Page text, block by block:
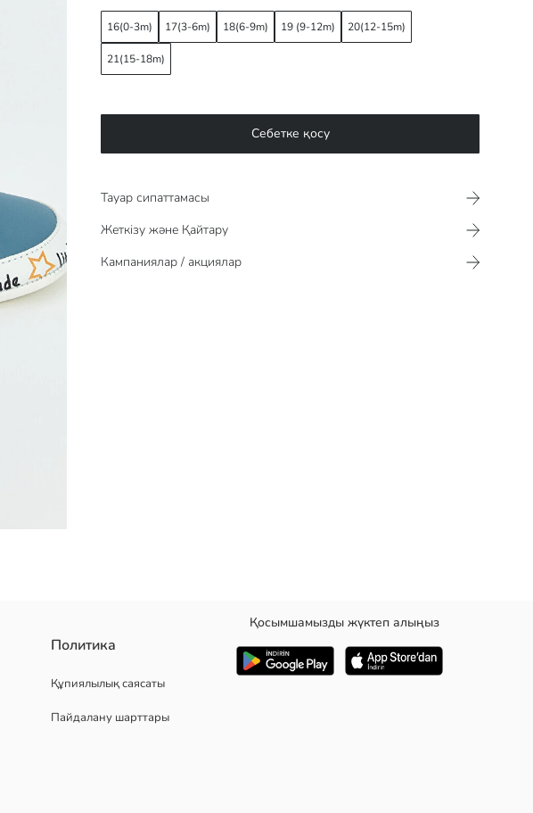
16(0-3m) 17(3-6m) 18(6-9m) 19 (9-12m) 20(12-15m)
21(15-18m)
Себетке қосу
Тауар сипаттамасы​​​​​
Жеткізу және Қайтару
Кампаниялар / акциялар
Политика
Құпиялылық саясаты
Пайдалану шарттары
Қосымшамызды жүктеп алыңыз